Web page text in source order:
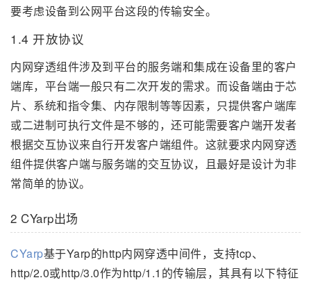
要考虑设备到公网平台这段的传输安全。
1.4 开放协议
内网穿透组件涉及到平台的服务端和集成在设备里的客户
端库，平台端一般只有二次开发的需求。而设备端由于芯
片、系统和指令集、内存限制等等因素，只提供客户端库
或二进制可执行文件是不够的，还可能需要客户端开发者
根据交互协议来自行开发客户端组件。这就要求内网穿透
组件提供客户端与服务端的交互协议，且最好是设计为非
常简单的协议。
2 CYarp出场
CYarp基于Yarp的http内网穿透中间件，支持tcp、
http/2.0或http/3.0作为http/1.1的传输层，其具有以下特征